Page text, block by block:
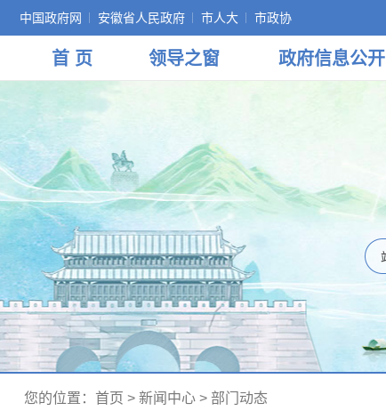
中国政府网 安徽省人民政府 市人大 市政协
首 页 领导之窗 政府信息公开
您的位置： 首页 > 新闻中心 > 部门动态